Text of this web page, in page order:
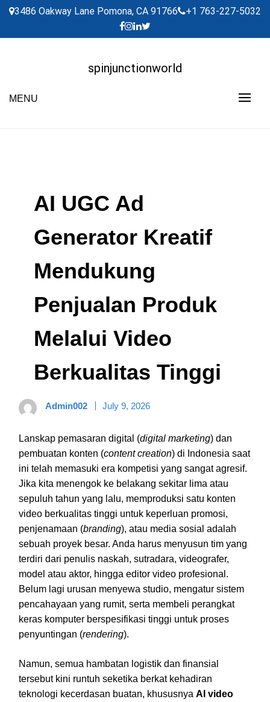
Skip
content
3486 Oakway Lane Pomona, CA 91766 +1 763-227-5032
spinjunctionworld
MENU
AI UGC Ad
Generator Kreatif
Mendukung
Penjualan Produk
Melalui Video
Berkualitas Tinggi
Admin002 July 9, 2026
Lanskap pemasaran digital (digital marketing) dan
pembuatan konten (content creation) di Indonesia saat
ini telah memasuki era kompetisi yang sangat agresif.
Jika kita menengok ke belakang sekitar lima atau
sepuluh tahun yang lalu, memproduksi satu konten
video berkualitas tinggi untuk keperluan promosi,
penjenamaan (branding), atau media sosial adalah
sebuah proyek besar. Anda harus menyusun tim yang
terdiri dari penulis naskah, sutradara, videografer,
model atau aktor, hingga editor video profesional.
Belum lagi urusan menyewa studio, mengatur sistem
pencahayaan yang rumit, serta membeli perangkat
keras komputer berspesifikasi tinggi untuk proses
penyuntingan (rendering).
Namun, semua hambatan logistik dan finansial
tersebut kini runtuh seketika berkat kehadiran
teknologi kecerdasan buatan, khususnya AI video